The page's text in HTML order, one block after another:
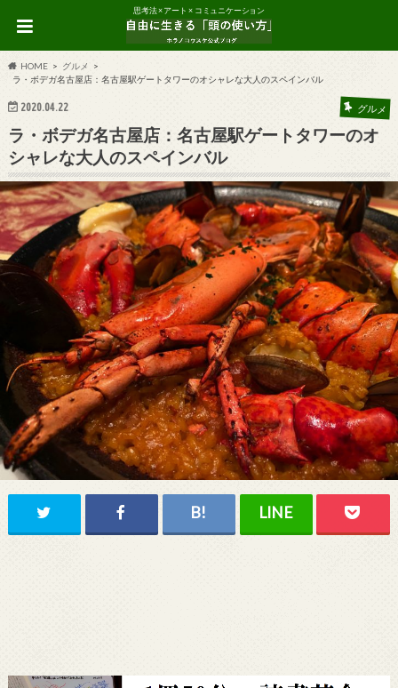
思考法 × アート × コミュニケーション
HOME
グルメ
ラ・ボデガ名古屋店：名古屋駅ゲートタワーのオシャレな大人のスペインバル
2020.04.22 グルメ
ラ・ボデガ名古屋店：名古屋駅ゲートタワーのオ
シャレな大人のスペインバル